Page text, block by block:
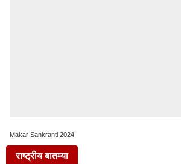
Makar Sankranti 2024
राष्ट्रीय बातम्या